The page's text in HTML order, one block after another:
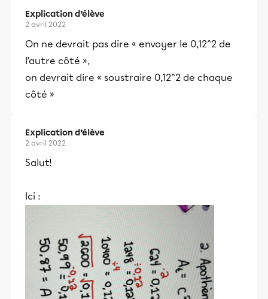
Explication d’élève
2 avril 2022
On ne devrait pas dire « envoyer le 0,12^2 de
l’autre côté »,
on devrait dire « soustraire 0,12^2 de chaque
côté »
Explication d’élève
2 avril 2022
Salut!
Ici :